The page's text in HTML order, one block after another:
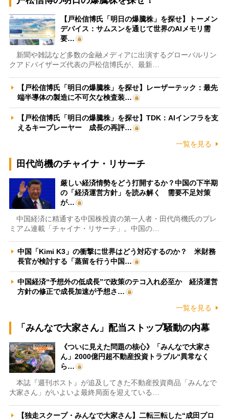
【戸松信博氏「明日の爆騰株」を探せ】トーメン
デバイス：サムスンを通じて世界のAIメモリ需
要…
新聞や雑誌など多数の金融メディアに出演するグローバルリン
クアドバイザーズ代表の戸松信博氏が、最新…
【戸松信博氏「明日の爆騰株」を探せ】レーザーテック：最先
端半導体の製造に不可欠な検査装…
【戸松信博氏「明日の爆騰株」を探せ】TDK：AIインフラを支
えるキープレーヤー 成長の再評…
一覧を見る
田代尚機のチャイナ・リサーチ
厳しい経済情勢をどう打開するか？中国の下半期
の「経済運営方針」を読み解く 需要不足対策
が…
中国経済に精通する中国株投資の第一人者・田代尚機氏のプレ
ミアム連載「チャイナ・リサーチ」。中国の…
中国「Kimi K3」の衝撃に世界はどう対応するのか？ 米財務
長官が検討する「蒸留を行う中国…
中国経済“予想外の低成長”で政策のテコ入れ必至か 経済運営
方針の修正で成長加速が予想さ…
一覧を見る
「みんなで大家さん」配当ストップ騒動の内幕
《ついに見えた問題の核心》「みんなで大家さ
ん」2000億円超不動産投資トラブル“異常なく
ら…
本誌『週刊ポスト』が追及してきた不動産投資商品「みんなで
大家さん」がいよいよ最終局面を迎えている…
【独走スクープ・みんなで大家さん】二転三転した“成田プロ